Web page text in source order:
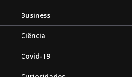
Business
Ciência
Covid-19